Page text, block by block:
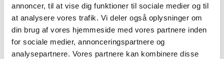
annoncer, til at vise dig funktioner til sociale medier og til
at analysere vores trafik. Vi deler også oplysninger om
din brug af vores hjemmeside med vores partnere inden
for sociale medier, annonceringspartnere og
analysepartnere. Vores partnere kan kombinere disse
Alle er velkomne til at møde op til og opleve
køernes forårsdans på Smørjeppegårds
marker!